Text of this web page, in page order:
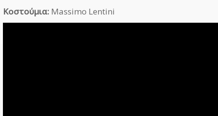
Κοστούμια: Massimo Lentini